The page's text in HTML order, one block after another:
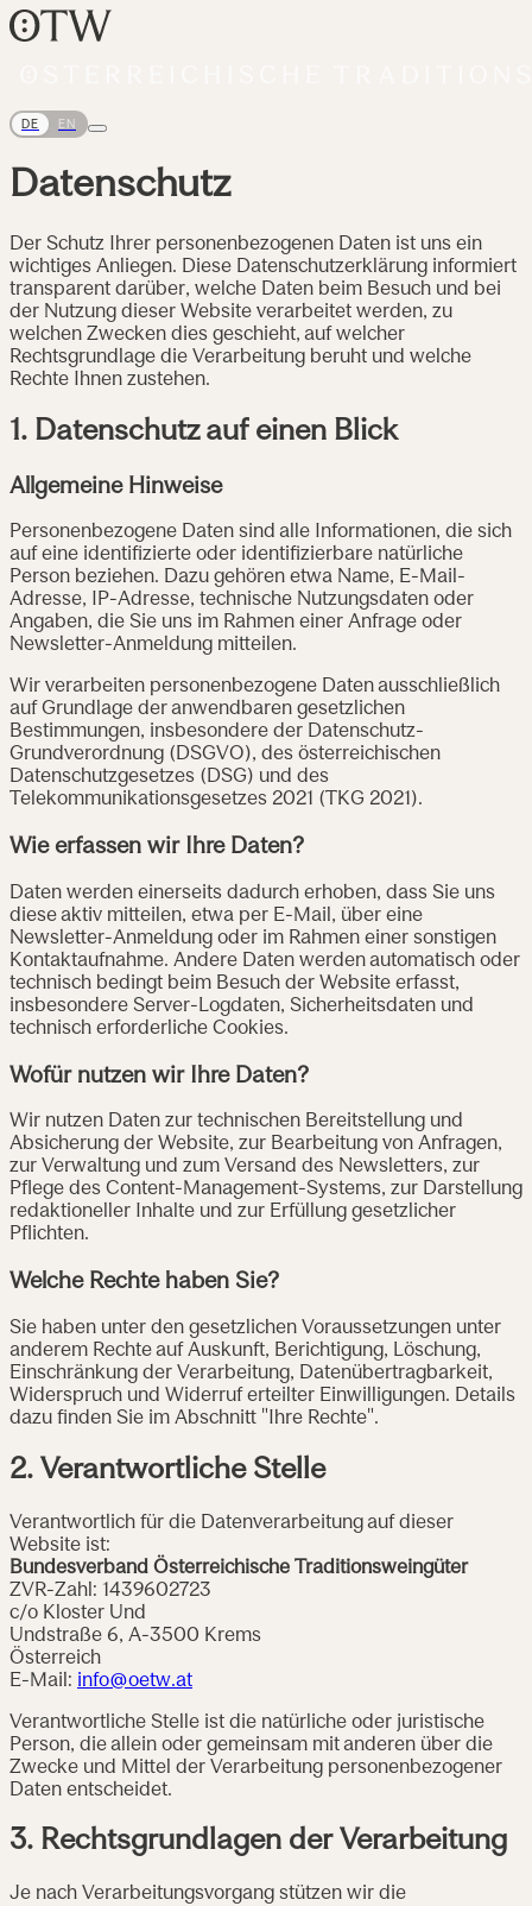
DE EN
Datenschutz
Der Schutz Ihrer personenbezogenen Daten ist uns ein
wichtiges Anliegen. Diese Datenschutzerklärung informiert
transparent darüber, welche Daten beim Besuch und bei
der Nutzung dieser Website verarbeitet werden, zu
welchen Zwecken dies geschieht, auf welcher
Rechtsgrundlage die Verarbeitung beruht und welche
Rechte Ihnen zustehen.
1. Datenschutz auf einen Blick
Allgemeine Hinweise
Personenbezogene Daten sind alle Informationen, die sich
auf eine identifizierte oder identifizierbare natürliche
Person beziehen. Dazu gehören etwa Name, E-Mail-
Adresse, IP-Adresse, technische Nutzungsdaten oder
Angaben, die Sie uns im Rahmen einer Anfrage oder
Newsletter-Anmeldung mitteilen.
Wir verarbeiten personenbezogene Daten ausschließlich
auf Grundlage der anwendbaren gesetzlichen
Bestimmungen, insbesondere der Datenschutz-
Grundverordnung (DSGVO), des österreichischen
Datenschutzgesetzes (DSG) und des
Telekommunikationsgesetzes 2021 (TKG 2021).
Wie erfassen wir Ihre Daten?
Daten werden einerseits dadurch erhoben, dass Sie uns
diese aktiv mitteilen, etwa per E-Mail, über eine
Newsletter-Anmeldung oder im Rahmen einer sonstigen
Kontaktaufnahme. Andere Daten werden automatisch oder
technisch bedingt beim Besuch der Website erfasst,
insbesondere Server-Logdaten, Sicherheitsdaten und
technisch erforderliche Cookies.
Wofür nutzen wir Ihre Daten?
Wir nutzen Daten zur technischen Bereitstellung und
Absicherung der Website, zur Bearbeitung von Anfragen,
zur Verwaltung und zum Versand des Newsletters, zur
Pflege des Content-Management-Systems, zur Darstellung
redaktioneller Inhalte und zur Erfüllung gesetzlicher
Pflichten.
Welche Rechte haben Sie?
Sie haben unter den gesetzlichen Voraussetzungen unter
anderem Rechte auf Auskunft, Berichtigung, Löschung,
Einschränkung der Verarbeitung, Datenübertragbarkeit,
Widerspruch und Widerruf erteilter Einwilligungen. Details
dazu finden Sie im Abschnitt "Ihre Rechte".
2. Verantwortliche Stelle
Verantwortlich für die Datenverarbeitung auf dieser
Website ist:
Bundesverband Österreichische Traditionsweingüter
ZVR-Zahl: 1439602723
c/o Kloster Und
Undstraße 6, A-3500 Krems
Österreich
E-Mail: info@oetw.at
Verantwortliche Stelle ist die natürliche oder juristische
Person, die allein oder gemeinsam mit anderen über die
Zwecke und Mittel der Verarbeitung personenbezogener
Daten entscheidet.
3. Rechtsgrundlagen der Verarbeitung
Je nach Verarbeitungsvorgang stützen wir die